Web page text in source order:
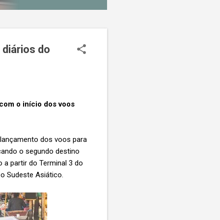
do
o início dos voos
dos voos para
o segundo destino
a partir do Terminal 3 do
Sudeste Asiático.